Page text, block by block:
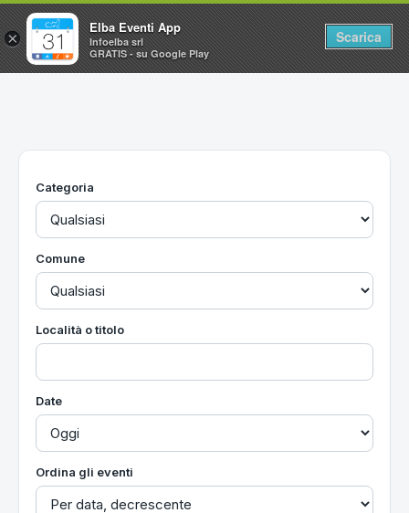
Home
Utilità
Categoria
Comune
Località o titolo
Date
Ordina gli eventi
×
Elba Eventi App
Infoelba srl
GRATIS - su Google Play
Scarica